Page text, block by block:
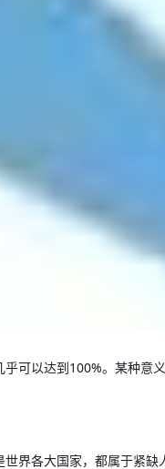
可以达到100%。某种意
界各大国家，都属于紧